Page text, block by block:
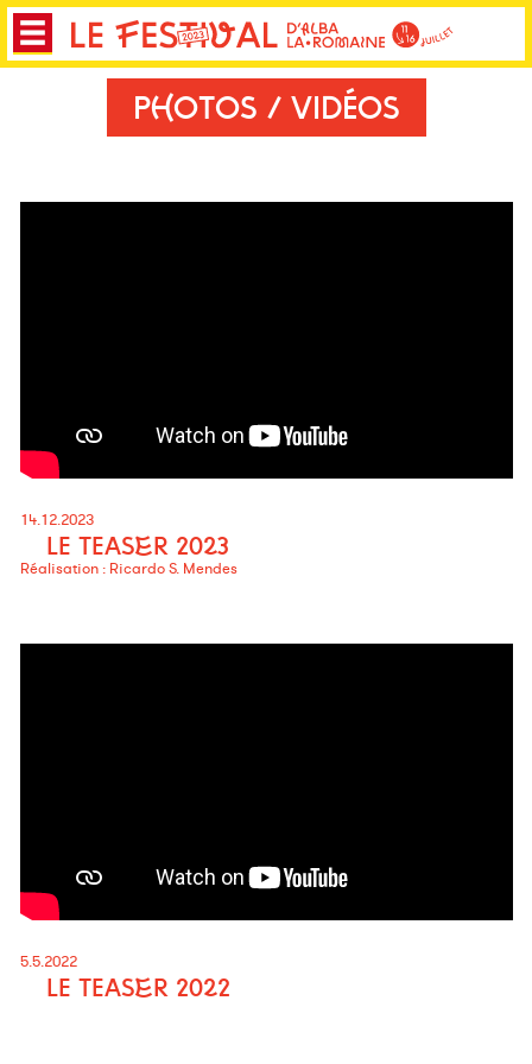
PHOTOS / VIDÉOS
14.12.2023
LE TEASER 2023
Réalisation : Ricardo S. Mendes
5.5.2022
LE TEASER 2022